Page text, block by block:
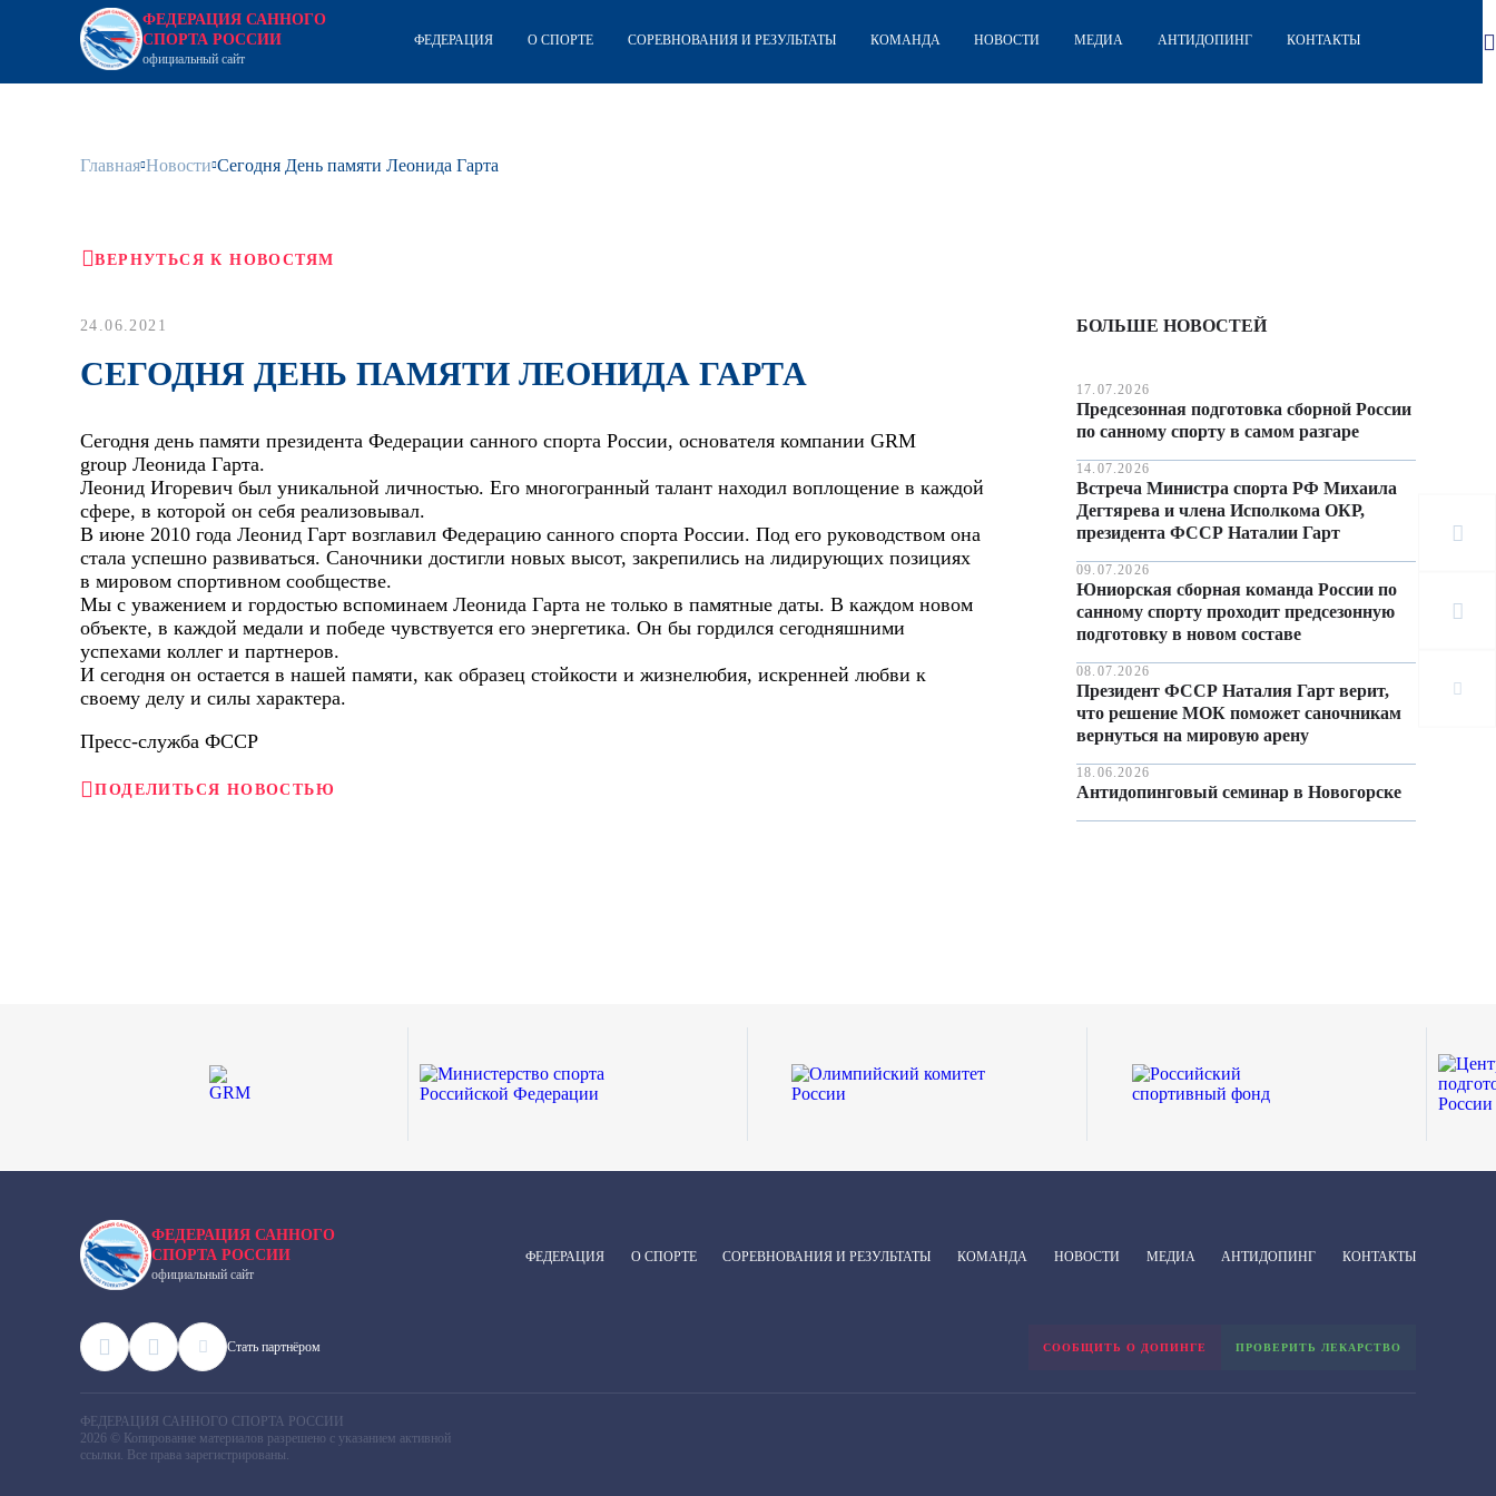
ФЕДЕРАЦИЯ САННОГО
СПОРТА РОССИИ
официальный сайт
ФЕДЕРАЦИЯ О СПОРТЕ СОРЕВНОВАНИЯ И РЕЗУЛЬТАТЫ КОМАНДА НОВОСТИ МЕДИА АНТИДОПИНГ КОНТАКТЫ
Главная Новости Сегодня День памяти Леонида Гарта
ВЕРНУТЬСЯ К НОВОСТЯМ
24.06.2021
СЕГОДНЯ ДЕНЬ ПАМЯТИ ЛЕОНИДА ГАРТА
Сегодня день памяти президента Федерации санного спорта России, основателя компании GRM
group Леонида Гарта.
Леонид Игоревич был уникальной личностью. Его многогранный талант находил воплощение в каждой
сфере, в которой он себя реализовывал.
В июне 2010 года Леонид Гарт возглавил Федерацию санного спорта России. Под его руководством она
стала успешно развиваться. Саночники достигли новых высот, закрепились на лидирующих позициях
в мировом спортивном сообществе.
Мы с уважением и гордостью вспоминаем Леонида Гарта не только в памятные даты. В каждом новом
объекте, в каждой медали и победе чувствуется его энергетика. Он бы гордился сегодняшними
успехами коллег и партнеров.
И сегодня он остается в нашей памяти, как образец стойкости и жизнелюбия, искренней любви к
своему делу и силы характера.
Пресс-служба ФССР
ПОДЕЛИТЬСЯ НОВОСТЬЮ
БОЛЬШЕ НОВОСТЕЙ
17.07.2026
Предсезонная подготовка сборной России
по санному спорту в самом разгаре
14.07.2026
Встреча Министра спорта РФ Михаила
Дегтярева и члена Исполкома ОКР,
президента ФССР Наталии Гарт
09.07.2026
Юниорская сборная команда России по
санному спорту проходит предсезонную
подготовку в новом составе
08.07.2026
Президент ФССР Наталия Гарт верит,
что решение МОК поможет саночникам
вернуться на мировую арену
18.06.2026
Антидопинговый семинар в Новогорске
ФЕДЕРАЦИЯ САННОГО
СПОРТА РОССИИ
официальный сайт
ФЕДЕРАЦИЯ О СПОРТЕ СОРЕВНОВАНИЯ И РЕЗУЛЬТАТЫ КОМАНДА НОВОСТИ МЕДИА АНТИДОПИНГ КОНТАКТЫ
Cтать партнёром СООБЩИТЬ О ДОПИНГЕ ПРОВЕРИТЬ ЛЕКАРСТВО
ФЕДЕРАЦИЯ САННОГО СПОРТА РОССИИ
2026 © Копирование материалов разрешено с указанием активной
ссылки. Все права зарегистрированы.